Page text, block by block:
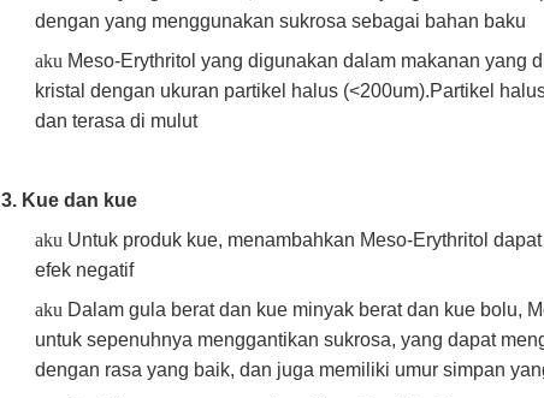
dengan yang menggunakan sukrosa sebagai bahan baku
aku Meso-Erythritol yang digunakan dalam makanan yang
kristal dengan ukuran partikel halus (<200um).Partikel
dan terasa di mulut
3. Kue dan kue
aku Untuk produk kue, menambahkan Meso-Erythritol
efek negatif
aku Dalam gula berat dan kue minyak berat dan kue bolu,
untuk sepenuhnya menggantikan sukrosa, yang dapat
dengan rasa yang baik, dan juga memiliki umur simpan